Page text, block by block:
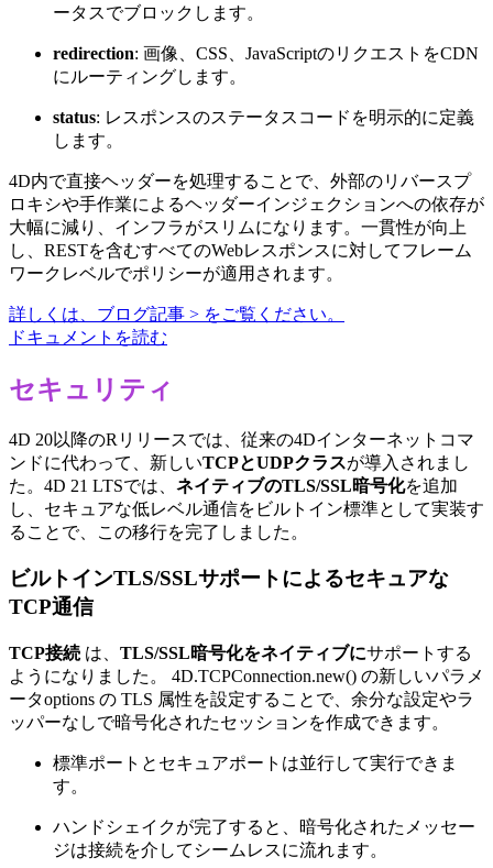
ータスでブロックします。
redirection: 画像、CSS、JavaScriptのリクエストをCDN
にルーティングします。
status: レスポンスのステータスコードを明示的に定義
します。
4D内で直接ヘッダーを処理することで、外部のリバースプ
ロキシや手作業によるヘッダーインジェクションへの依存が
大幅に減り、インフラがスリムになります。一貫性が向上
し、RESTを含むすべてのWebレスポンスに対してフレーム
ワークレベルでポリシーが適用されます。
詳しくは、ブログ記事 > をご覧ください。
ドキュメントを読む
セキュリティ
4D 20以降のRリリースでは、従来の4Dインターネットコマ
ンドに代わって、新しいTCPとUDPクラスが導入されまし
た。4D 21 LTSでは、 ネイティブのTLS/SSL暗号化を追加
し、セキュアな低レベル通信をビルトイン標準として実装す
ることで、この移行を完了しました。
ビルトインTLS/SSLサポートによるセキュアな
TCP通信
TCP接続 は、 TLS/SSL暗号化をネイティブにサポートする
ようになりました。 4D.TCPConnection.new() の新しいパラメ
ータoptions の TLS 属性を設定することで、余分な設定やラ
ッパーなしで暗号化されたセッションを作成できます。
標準ポートとセキュアポートは並行して実行できま
す。
ハンドシェイクが完了すると、暗号化されたメッセー
ジは接続を介してシームレスに流れます。